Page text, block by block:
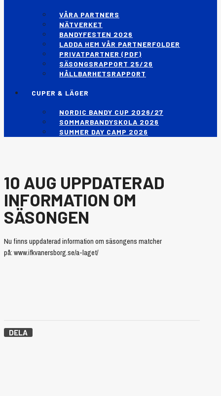
VÅRA PARTNERS
NÄTVERKET
BANDYFESTEN 2026
LADDA HEM VÅR PARTNERFOLDER
PRIVATPARTNER (PDF)
SÄSONGSRAPPORT 25/26
HÅLLBARHETSRAPPORT
CUPER & LÄGER
NORDIC BANDY CUP 2026/27
SOMMARBANDYSKOLA 2026
SUMMER DAY CAMP 2026
10 AUG UPPDATERAD
INFORMATION OM
SÄSONGEN
Nu finns uppdaterad information om säsongens matcher
på: www.ifkvanersborg.se/a-laget/
DELA